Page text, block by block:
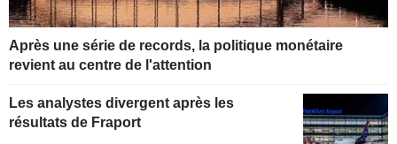
Après une série de records, la politique monétaire
revient au centre de l'attention
Les analystes divergent après les
résultats de Fraport